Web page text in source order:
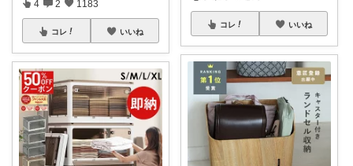
4 2 1183
コレ いいね
コレ いいね